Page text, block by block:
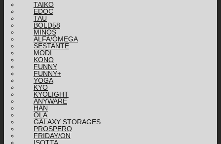
TAIKO
EDOC
TAU
BOLD58
MINOS
ALFA/OMEGA
SESTANTE
MODI
KONO
FUNNY
FUNNY+
YOGA
KYO
KYOLIGHT
ANYWARE
HAN
OLA
GALAXY STORAGES
PROSPERO
FRIDAY/ON